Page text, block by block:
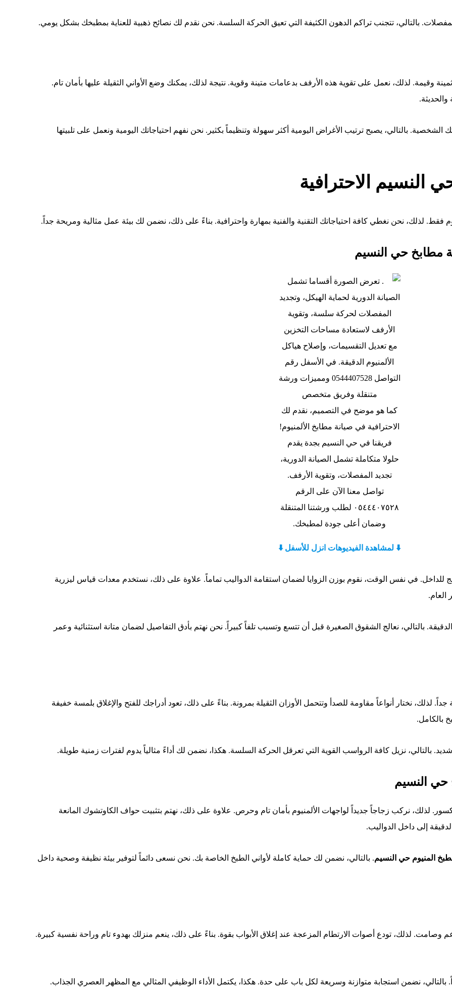
بالتالي، تتجنب تراكم الدهون الكثيفة التي تعيق الحركة السلسة. نحن نقدم لك نصائح ذهبية للعناية بمطبخك بشكل يومي.
وقيمة. لذلك، نعمل على تقوية هذه الأرفف بدعامات متينة وقوية. نتيجة لذلك، يمكنك وضع الأواني الثقيلة عليها بأمان تام.
بالتالي، يصبح ترتيب الأغراض اليومية أكثر سهولة وتنظيماً بكثير. نحن نفهم احتياجاتك اليومية ونعمل على تلبيتها
الاحترافية
لذلك، نحن نغطي كافة احتياجاتك التقنية والفنية بمهارة واحترافية. بناءً على ذلك، نضمن لك بيئة عمل مثالية ومريحة جداً.
مطابخ حي النسيم
كما هو موضح في التصميم، نقدم لك
الاحترافية في صيانة مطابخ الألمنيوم!
فريقنا في حي النسيم بجدة يقدم
حلولا متكاملة تشمل الصيانة الدورية،
تجديد المفصلات، وتقوية الأرفف.
تواصل معنا الآن على الرقم
٠٥٤٤٤٠٧٥٢٨ لطلب ورشتنا المتنقلة
وضمان أعلى جودة لمطبخك.
⬇️ لمشاهدة الفيديوهات انزل للأسفل ⬇️
للداخل. في نفس الوقت، نقوم بوزن الزوايا لضمان استقامة الدواليب تماماً. علاوة على ذلك، نستخدم معدات قياس ليزرية
العام.
بالتالي، نعالج الشقوق الصغيرة قبل أن تتسع وتسبب تلفاً كبيراً. نحن نهتم بأدق التفاصيل لضمان متانة استثنائية وعمر
لذلك، نختار أنواعاً مقاومة للصدأ وتتحمل الأوزان الثقيلة بمرونة. بناءً على ذلك، تعود أدراجك للفتح والإغلاق بلمسة خفيفة
بالكامل.
بالتالي، نزيل كافة الرواسب القوية التي تعرقل الحركة السلسة. هكذا، نضمن لك أداءً مثالياً يدوم لفترات زمنية طويلة.
حي النسيم
لذلك، نركب زجاجاً جديداً لواجهات الألمنيوم بأمان تام وحرص. علاوة على ذلك، نهتم بتثبيت حواف الكاوتشوك المانعة
إلى داخل الدواليب.
المنيوم حي النسيم. بالتالي، نضمن لك حماية كاملة لأواني الطبخ الخاصة بك. نحن نسعى دائماً لتوفير بيئة نظيفة وصحية داخل
وصامت. لذلك، تودع أصوات الارتطام المزعجة عند إغلاق الأبواب بقوة. بناءً على ذلك، ينعم منزلك بهدوء تام وراحة نفسية كبيرة.
نضمن استجابة متوازنة وسريعة لكل باب على حدة. هكذا، يكتمل الأداء الوظيفي المثالي مع المظهر العصري الجذاب.